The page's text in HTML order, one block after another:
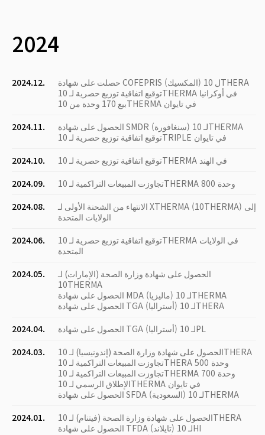
2024
2024.12.
حصلت على شهادة COFEPRIS (المكسيك) ل 10THERA
توقيع اتفاقية توزيع حصرية لـ 10THERMA في أوكرانيا
بيع 170 وحدة من 10THERMA في تايوان
2024.11.
الحصول على شهادة SMDR (سنغافورة) لـ 10THERMA
توقيع اتفاقية توزيع حصرية لـ 10TRIPLE في تايوان
2024.10.
توقيع اتفاقية توزيع حصرية لـ 10THERMA في الهند
2024.09.
تجاوزت المبيعات التراكمية لـ 10THERMA 800 وحدة
2024.08.
الانتهاء من الشحنة الأولى لـ XTHERMA (10THERMA) إلى
الولايات المتحدة
2024.06.
توقيع اتفاقية توزيع حصرية لـ 10THERMA في الولايات
المتحدة
2024.05.
الحصول على شهادة وزارة الصحة (الإمارات) لـ
10THERMA
الحصول على شهادة MDA (ماليزيا) لـ 10THERMA
الحصول على شهادة TGA (أستراليا) لـ 10THERA
2024.04.
الحصول على شهادة TGA (أستراليا) لـ 10PL
2024.03.
الحصول على شهادة وزارة الصحة (إندونيسيا) لـ 10THERA
تجاوزت المبيعات التراكمية لـ 10THERA 500 وحدة
تجاوزت المبيعات التراكمية لـ 10THERMA 700 وحدة
الإطلاق الرسمي لـ 10THERMA في تايوان
الحصول على شهادة SFDA (السعودية) لـ 10THERMA
2024.01.
الحصول على شهادة وزارة الصحة (فيتنام) لـ 10THERA
الحصول على شهادة TFDA (تايلاند) لـ 10HI